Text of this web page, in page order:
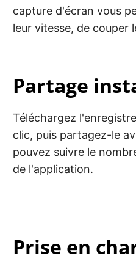
capture d'écran vous
leur vitesse, de couper
Partage
Téléchargez
clic, puis partagez-le
pouvez suivre le
de l'application.
Prise en